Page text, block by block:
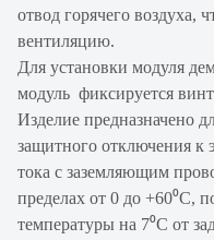
отвод горячего воздуха,
вентиляцию.
Для установки модуля
модуль фиксируется
Изделие предназначено
защитного отключения к
тока с заземляющим
пределах от 0 до +60⁰С,
температуры на 7⁰С от